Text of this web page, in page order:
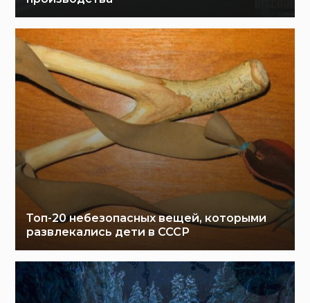
Топ-20 небезопасных вещей, которыми
развлекались дети в СССР